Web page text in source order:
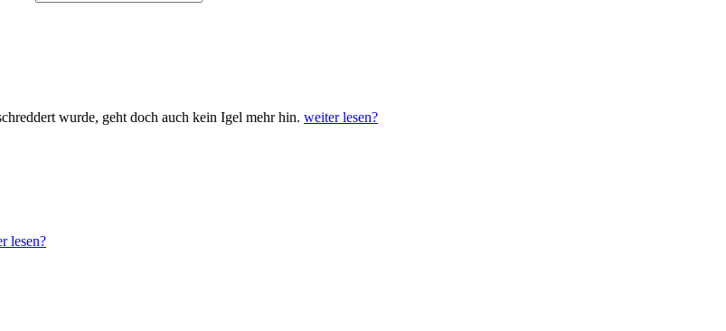
wurde, geht doch auch kein Igel mehr hin. weiter lesen?
lesen?